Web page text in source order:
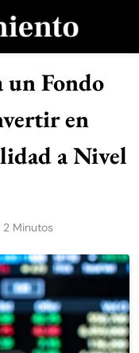
un Fondo
en
a Nivel
2 Minutos